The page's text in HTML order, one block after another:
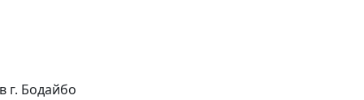
г. Бодайбо